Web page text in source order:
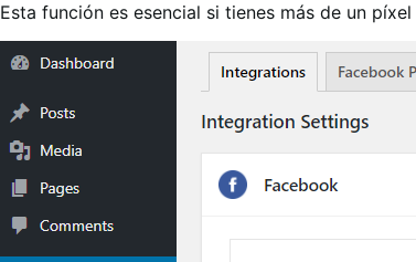
Esta función es esencial si tienes más de un